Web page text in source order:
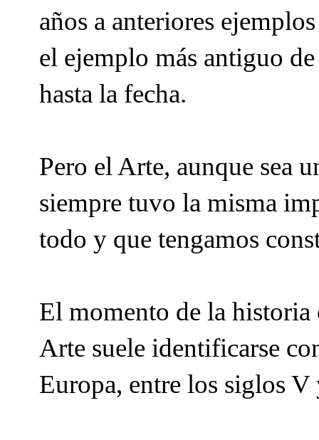
años a anteriores
el ejemplo más antiguo
hasta la fecha.
Pero el Arte, aunque sea
siempre tuvo la misma
todo y que tengamos
El momento de la historia
Arte suele identificarse
Europa, entre los siglos